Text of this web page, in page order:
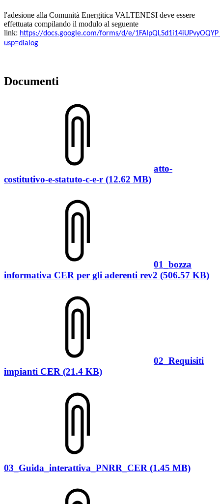
l'adesione alla Comunità Energitica VALTENESI deve essere
effettuata compilando il modulo al seguente
link: https://docs.google.com/forms/d/e/
usp=dialog
Documenti
atto-
costitutivo-e-statuto-c-e-r (12.62 MB)
01_bozza
informativa CER per gli aderenti rev2 (506.57 KB)
02_Requisiti
impianti CER (21.4 KB)
03_Guida_interattiva_PNRR_CER (1.45 MB)